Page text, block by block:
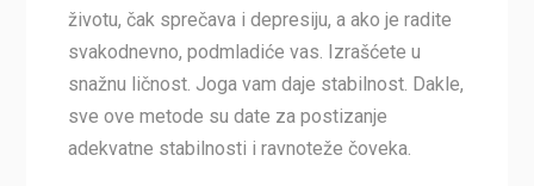
životu, čak sprečava i depresiju, a ako je radite
svakodnevno, podmladiće vas. Izrašćete u
snažnu ličnost. Joga vam daje stabilnost. Dakle,
sve ove metode su date za postizanje
adekvatne stabilnosti i ravnoteže čoveka.